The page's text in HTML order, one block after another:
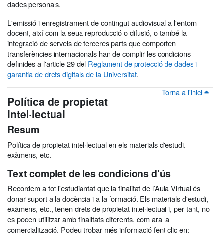
dades personals.
L'emissió i enregistrament de contingut audiovisual a l'entorn
docent, així com la seua reproducció o difusió, o també la
integració de serveis de terceres parts que comporten
transferències internacionals han de complir les condicions
definides a l'article 29 del Reglament de protecció de dades i
garantia de drets digitals de la Universitat.
Torna a l'inici
Política de propietat
intel·lectual
Resum
Política de propietat intel·lectual en els materials d'estudi,
exàmens, etc.
Text complet de les condicions d'ús
Recordem a tot l'estudiantat que la finalitat de l’Aula Virtual és
donar suport a la docència i a la formació. Els materials d'estudi,
exàmens, etc., tenen drets de propietat intel·lectual i, per tant, no
es poden utilitzar amb finalitats diferents, com ara la
comercialització. Podeu trobar més informació fent clic en: